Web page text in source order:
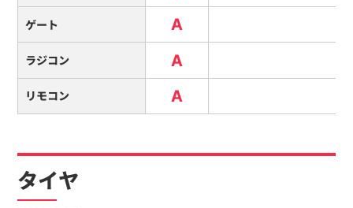
ゲート A
ラジコン A
リモコン A
タイヤ